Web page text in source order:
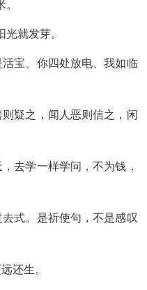
就发芽。
宝、你四处放电、我如临
疑之，闻人恶则信之，闲
学一样学问，不为钱，
式。是祈使句，不是感叹
还生。